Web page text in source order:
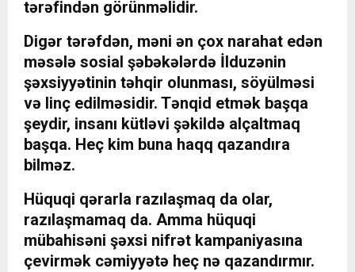
tərəfindən görünməlidir.
Digər tərəfdən, məni ən çox narahat edən
məsələ sosial şəbəkələrdə İlduzənin
şəxsiyyətinin təhqir olunması, söyülməsi
və linç edilməsidir. Tənqid etmək başqa
şeydir, insanı kütləvi şəkildə alçaltmaq
başqa. Heç kim buna haqq qazandıra
bilməz.
Hüquqi qərarla razılaşmaq da olar,
razılaşmamaq da. Amma hüquqi
mübahisəni şəxsi nifrət kampaniyasına
çevirmək cəmiyyətə heç nə qazandırmır.